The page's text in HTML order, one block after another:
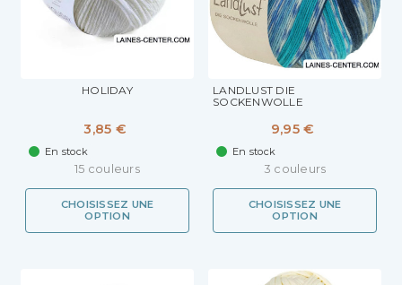
HOLIDAY
3,85 €
En stock
15 couleurs
CHOISISSEZ UNE
OPTION
LANDLUST DIE
SOCKENWOLLE
9,95 €
En stock
3 couleurs
CHOISISSEZ UNE
OPTION